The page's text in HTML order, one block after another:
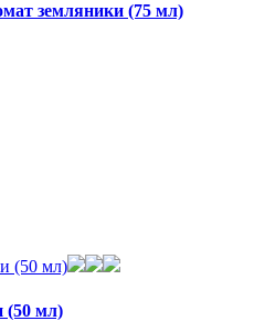
земляники (75 мл)
(50 мл)